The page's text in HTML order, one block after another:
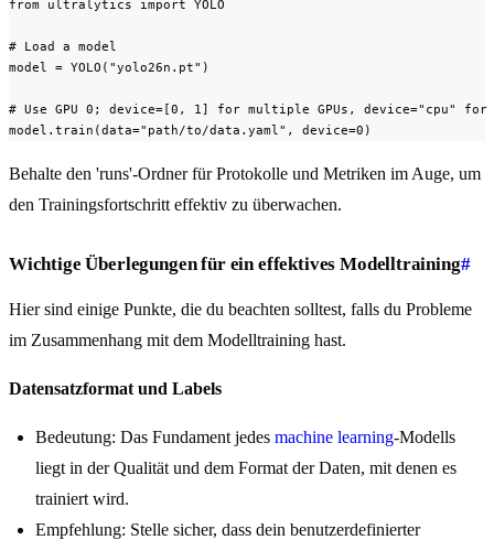
from ultralytics import YOLO
# Load a model
model = YOLO("yolo26n.pt")
# Use GPU 0; device=[0, 1] for multiple GPUs, device="cpu" for
model.train(data="path/to/data.yaml", device=0)
Behalte den 'runs'-Ordner für Protokolle und Metriken im Auge, um
den Trainingsfortschritt effektiv zu überwachen.
Wichtige Überlegungen für ein effektives Modelltraining#
Hier sind einige Punkte, die du beachten solltest, falls du Probleme
im Zusammenhang mit dem Modelltraining hast.
Datensatzformat und Labels
Bedeutung: Das Fundament jedes machine learning-Modells
liegt in der Qualität und dem Format der Daten, mit denen es
trainiert wird.
Empfehlung: Stelle sicher, dass dein benutzerdefinierter